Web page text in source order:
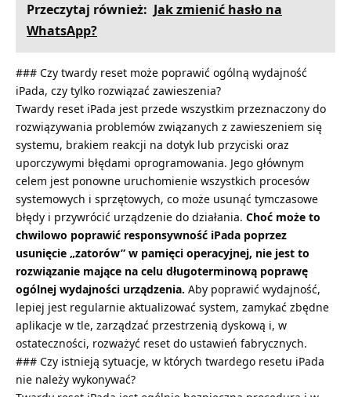
Przeczytaj również: Jak zmienić hasło na
WhatsApp?
### Czy twardy reset może poprawić ogólną wydajność
iPada, czy tylko rozwiązać zawieszenia?
Twardy reset iPada jest przede wszystkim przeznaczony do
rozwiązywania problemów związanych z zawieszeniem się
systemu, brakiem reakcji na dotyk lub przyciski oraz
uporczywymi błędami oprogramowania. Jego głównym
celem jest ponowne uruchomienie wszystkich procesów
systemowych i sprzętowych, co może usunąć tymczasowe
błędy i przywrócić urządzenie do działania. Choć może to
chwilowo poprawić responsywność iPada poprzez
usunięcie „zatorów” w pamięci operacyjnej, nie jest to
rozwiązanie mające na celu długoterminową poprawę
ogólnej wydajności urządzenia. Aby poprawić wydajność,
lepiej jest regularnie aktualizować system, zamykać zbędne
aplikacje w tle, zarządzać przestrzenią dyskową i, w
ostateczności, rozważyć reset do ustawień fabrycznych.
### Czy istnieją sytuacje, w których twardego resetu iPada
nie należy wykonywać?